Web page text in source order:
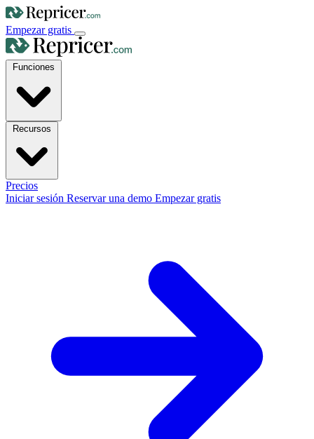
Empezar gratis
Precios
Iniciar sesión Reservar una demo Empezar gratis